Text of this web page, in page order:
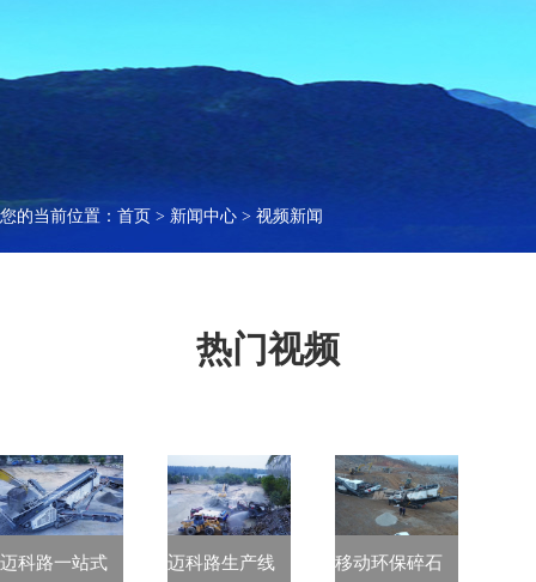
您的当前位置： 首页 > 新闻中心 > 视频新闻
热门视频
迈科路一站式 迈科路生产线 移动环保碎石